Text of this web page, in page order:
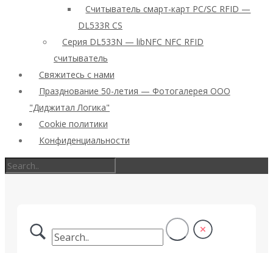
Считыватель смарт-карт PC/SC RFID —
DL533R CS
Серия DL533N — libNFC NFC RFID
считыватель
Свяжитесь с нами
Празднование 50-летия — Фотогалерея ООО
"Диджитал Логика"
Cookie политики
Конфиденциальности